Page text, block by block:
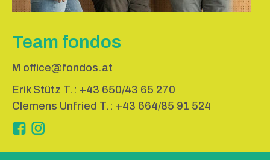
Team fondos
M office@fondos.at
Erik Stütz T.: +43 650/43 65 270
Clemens Unfried T.: +43 664/85 91 524
Instagram